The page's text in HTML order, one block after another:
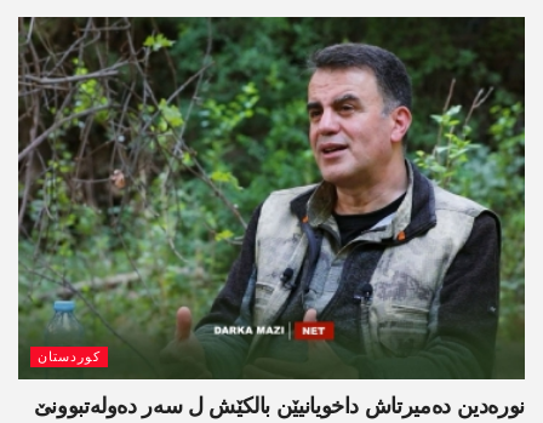
کوردستان
نورەدین دەمیرتاش داخویانیێن بالکێش ل سەر دەولەتبوونێ